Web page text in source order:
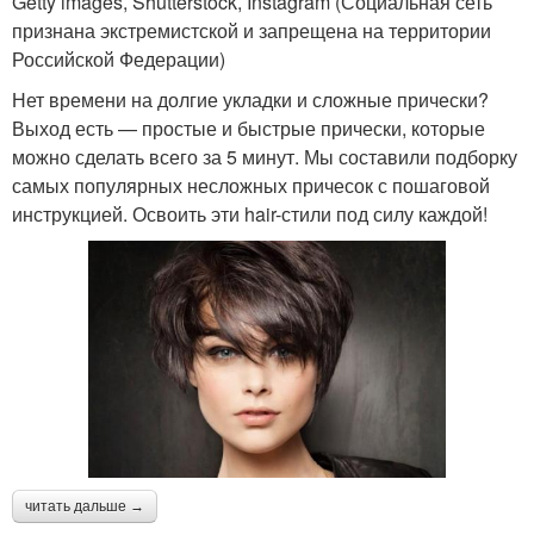
признана экстремистской и запрещена на территории
Российской Федерации)
Нет времени на долгие укладки и сложные прически?
Выход есть — простые и быстрые прически, которые
можно сделать всего за 5 минут. Мы составили подборку
самых популярных несложных причесок с пошаговой
инструкцией. Освоить эти hair-стили под силу каждой!
читать дальше →